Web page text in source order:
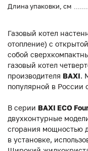
Длина упаковки, см
Газовый котел
отопление) с
собой
газовый котел
производителя BAXI.
популярной в России
В серии BAXI ECO Four
двухконтурные
сгорания мощностью
в установке,